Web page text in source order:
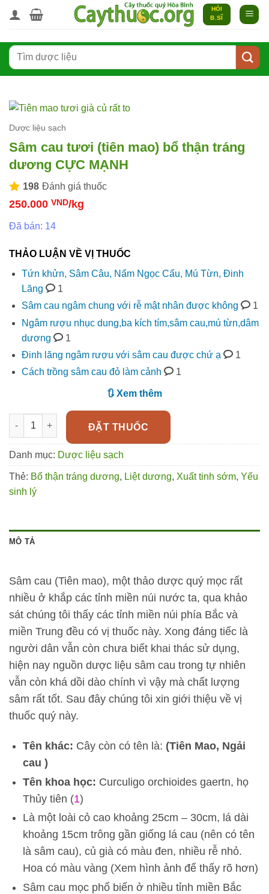
qua
dung
HỎI
B.SĨ
Tìm
kiếm:
Dược liệu sạch
Sâm cau tươi (tiên mao) bổ thận tráng
dương CỰC MẠNH
198 Đánh giá thuốc
250.000 VND/kg
Đã bán: 14
THẢO LUẬN VỀ VỊ THUỐC
Tứn khửn, Sâm Câu, Nấm Ngọc Cẩu, Mú Từn, Đinh
Lăng
1
Sâm cau ngâm chung với rễ mật nhân được không
1
Ngâm rượu nhục dung,ba kích tím,sâm cau,mú từn,dâm
dương
1
Đinh lăng ngâm rượu với sâm cau được chứ ạ
1
Cách trồng sâm cau đỏ làm cảnh
1
🔃 Xem thêm
Sâm cau tươi (tiên mao) bổ thận tráng dương CỰC MẠNH số
ĐẶT THUỐC
Danh mục: Dược liệu sạch
Thẻ: Bổ thận tráng dương, Liệt dương, Xuất tinh sớm, Yếu
sinh lý
MÔ TẢ
Sâm cau (Tiên mao), một thảo dược quý mọc rất
nhiều ở khắp các tỉnh miền núi nước ta, qua khảo
sát chúng tôi thấy các tỉnh miền núi phía Bắc và
miền Trung đều có vị thuốc này. Xong đáng tiếc là
người dân vẫn còn chưa biết khai thác sử dụng,
hiện nay nguồn dược liệu sâm cau trong tự nhiên
vẫn còn khá dồi dào chính vì vậy mà chất lượng
sâm rất tốt. Sau đây chúng tôi xin giới thiệu về vị
thuốc quý này.
Tên khác: Cây còn có tên là: (Tiên Mao, Ngải
cau )
Tên khoa học: Curculigo orchioides gaertn, họ
Thủy tiên (1)
Là một loài cỏ cao khoảng 25cm – 30cm, lá dài
khoảng 15cm trông gần giống lá cau (nên có tên
là sâm cau), củ già có màu đen, nhiều rễ nhỏ.
Hoa có màu vàng (Xem hình ảnh để thấy rõ hơn)
Sâm cau mọc phổ biến ở nhiều tỉnh miền Bắc